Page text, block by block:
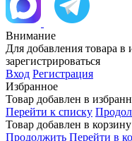
Внимание
Для добавления товара
зарегистрироваться
Вход Регистрация
Избранное
Товар добавлен в
Перейти к списку
Товар добавлен в корзину
Продолжить Перейти в